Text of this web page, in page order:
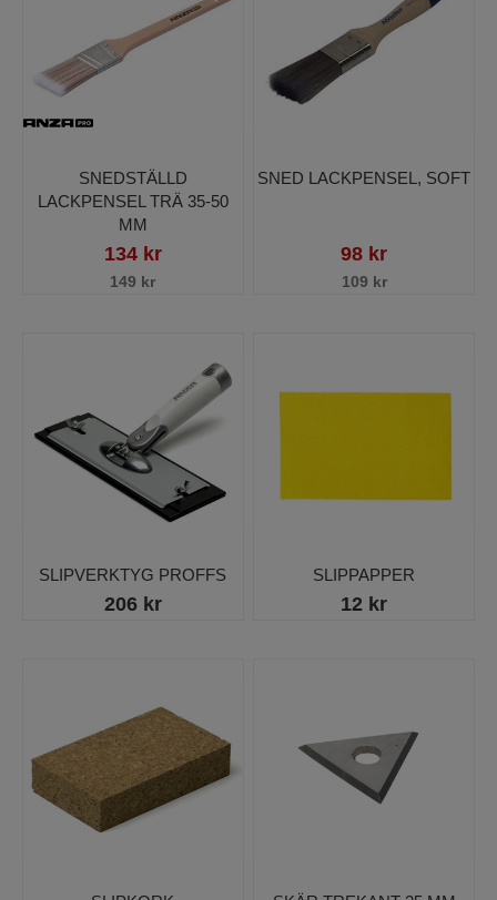
SNEDSTÄLLD
LACKPENSEL TRÄ 35-50
MM
134 kr
149 kr
SNED LACKPENSEL, SOFT
98 kr
109 kr
SLIPVERKTYG PROFFS
206 kr
SLIPPAPPER
12 kr